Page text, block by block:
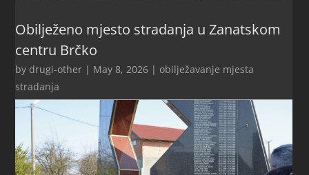
Obilježeno mjesto stradanja u Zanatskom
centru Brčko
by drugi-other | May 8, 2026 | obilježavanje mjesta
stradanja